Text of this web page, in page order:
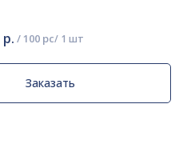
р. / 100 pc
Заказать